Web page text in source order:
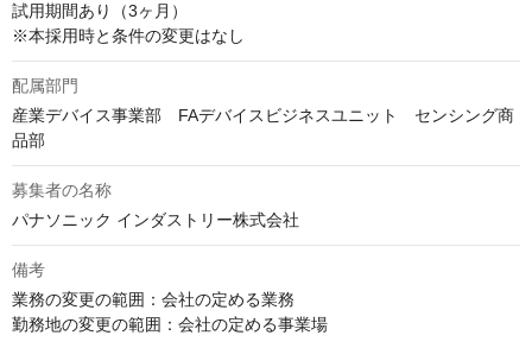
試用期間あり（3ヶ月）
※本採用時と条件の変更はなし
配属部門
産業デバイス事業部　FAデバイスビジネスユニット　センシング商
品部
募集者の名称
パナソニック インダストリー株式会社
備考
業務の変更の範囲：会社の定める業務
勤務地の変更の範囲：会社の定める事業場